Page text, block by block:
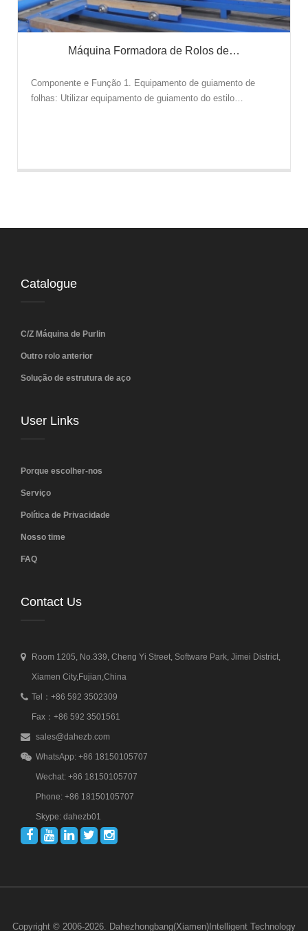
Máquina Formadora de Rolos de…
Componente e Função 1. Equipamento de guiamento de
folhas: Utilizar equipamento de guiamento do estilo…
Catalogue
C/Z Máquina de Purlin
Outro rolo anterior
Solução de estrutura de aço
User Links
Porque escolher-nos
Serviço
Política de Privacidade
Nosso time
FAQ
Contact Us
Room 1205, No.339, Cheng Yi Street, Software Park, Jimei District,
Xiamen City,Fujian,China
Tel：+86 592 3502309
Fax：+86 592 3501561
sales@dahezb.com
WhatsApp: +86 18150105707
Wechat: +86 18150105707
Phone: +86 18150105707
Skype: dahezb01
Copyright © 2006-2026. Dahezhongbang(Xiamen)Intelligent Technology